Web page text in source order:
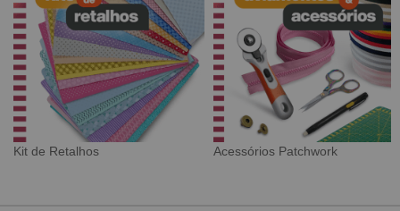
Tecido Digital Sarja Impermeável